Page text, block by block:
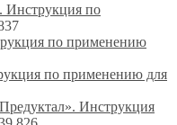
Инструкция по
по применению
по применению для
Инструкция